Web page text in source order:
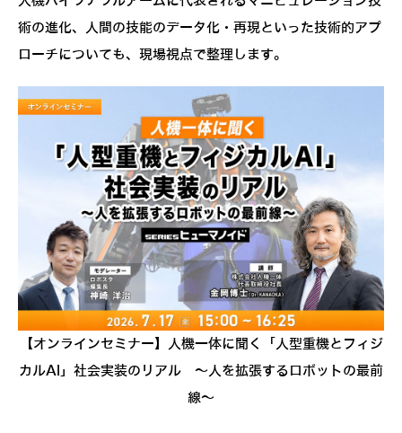
術の進化、人間の技能のデータ化・再現といった技術的アプ
ローチについても、現場視点で整理します。
【オンラインセミナー】人機一体に聞く「人型重機とフィジ
カルAI」社会実装のリアル ～人を拡張するロボットの最前
線～